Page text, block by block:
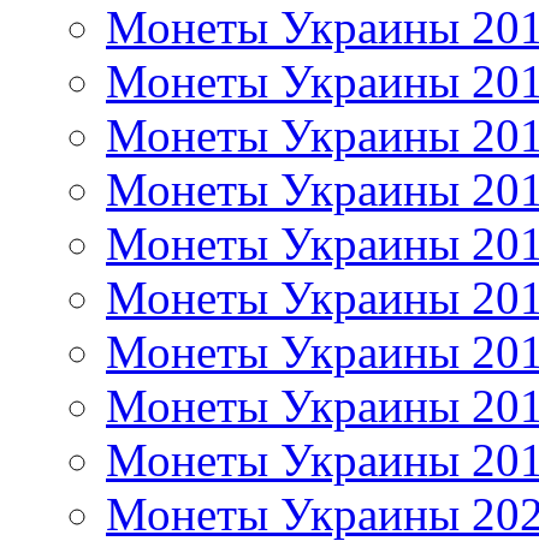
Монеты Украины
Монеты Украины
Монеты Украины
Монеты Украины
Монеты Украины
Монеты Украины
Монеты Украины
Монеты Украины
Монеты Украины
Монеты Украины